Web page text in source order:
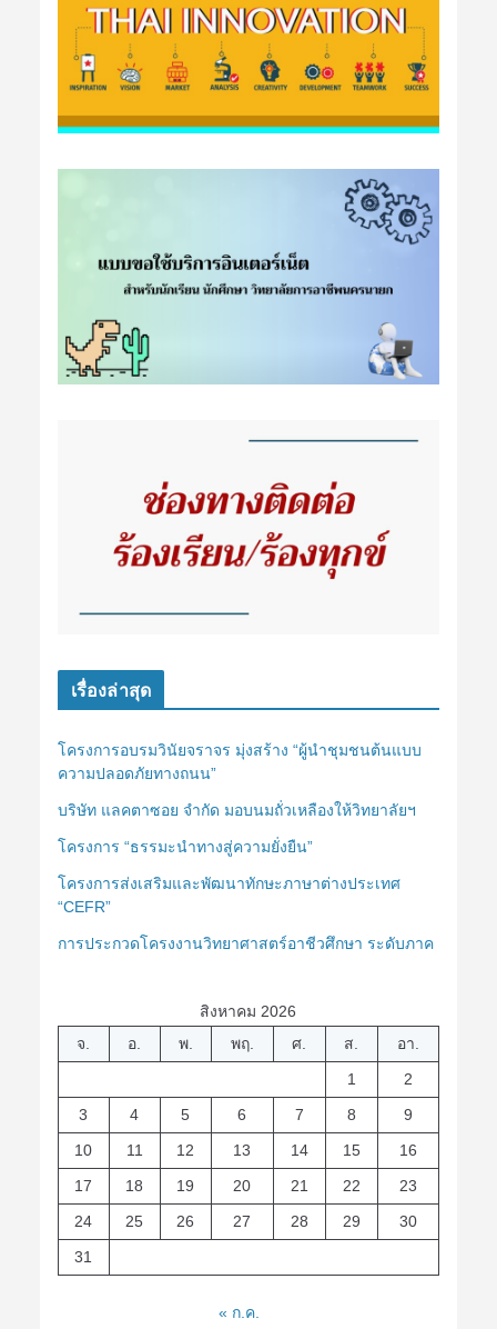
เรื่องล่าสุด
โครงการอบรมวินัยจราจร มุ่งสร้าง “ผู้นำชุมชนต้นแบบ
ความปลอดภัยทางถนน”
บริษัท แลคตาซอย จำกัด มอบนมถั่วเหลืองให้วิทยาลัยฯ
โครงการ “ธรรมะนำทางสู่ความยั่งยืน”
โครงการส่งเสริมและพัฒนาทักษะภาษาต่างประเทศ
“CEFR”
การประกวดโครงงานวิทยาศาสตร์อาชีวศึกษา ระดับภาค
สิงหาคม 2026
จ.
อ. พ. พฤ. ศ. ส.
อา.
1
2
3
4 5 6 7 8
9
10
11 12 13 14 15
16
17
18 19 20 21 22
23
24
25 26 27 28 29
30
31
« ก.ค.